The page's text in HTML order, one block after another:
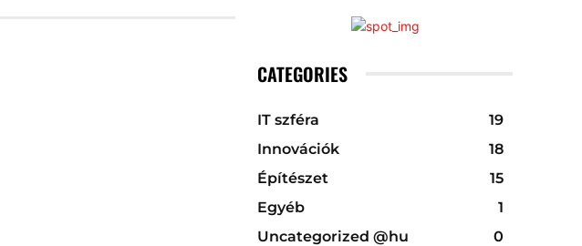
CATEGORIES
IT szféra
19
Innovációk
18
Építészet
15
Egyéb
1
Uncategorized @hu
0